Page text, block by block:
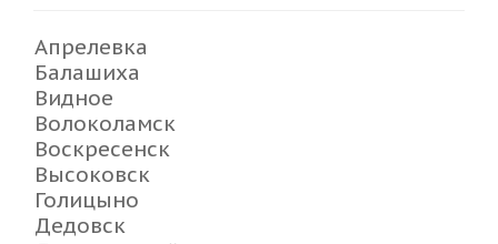
Апрелевка
Балашиха
Видное
Волоколамск
Воскресенск
Высоковск
Голицыно
Дедовск